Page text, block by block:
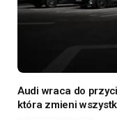
Audi wraca do
która zmieni